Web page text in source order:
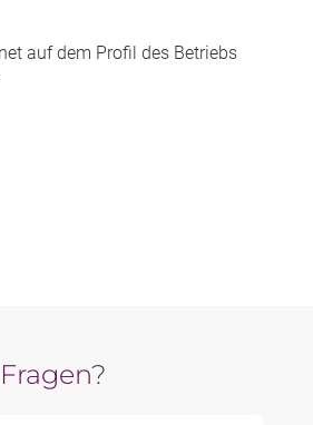
auf dem Profil des Betriebs
Fragen?